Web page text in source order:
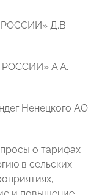
РОССИИ» Д.В.
РОССИИ» А.А.
Ненецкого АО
о тарифах
в сельских